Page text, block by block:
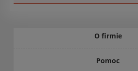
O firmie
Pomoc